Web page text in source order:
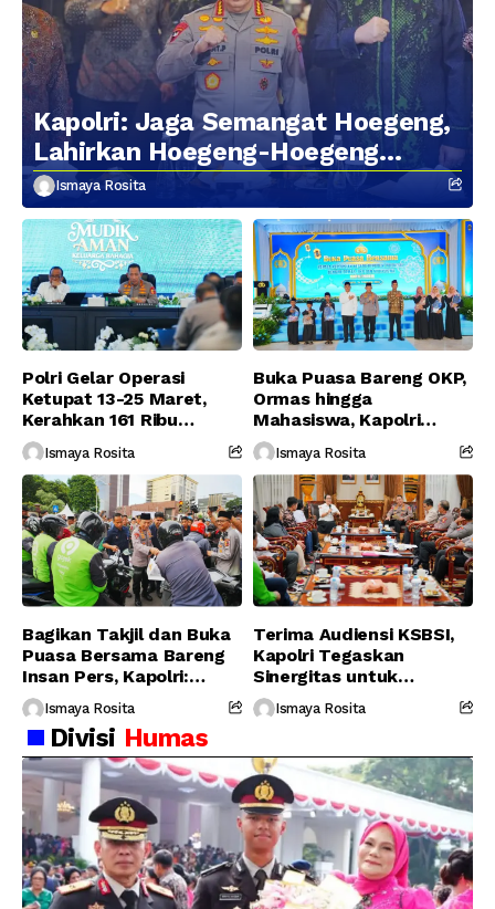
Kapolri: Jaga Semangat Hoegeng,
Lahirkan Hoegeng-Hoegeng
Berikutnya
Ismaya Rosita
Polri Gelar Operasi
Ketupat 13-25 Maret,
Kerahkan 161 Ribu
Personel Gabungan
Ismaya Rosita
Buka Puasa Bareng OKP,
Ormas hingga
Mahasiswa, Kapolri
Serukan Jaga
Persatuan-Dukung
Program Pemerintah
Ismaya Rosita
Bagikan Takjil dan Buka
Puasa Bersama Bareng
Insan Pers, Kapolri:
Suara Media Suara
Publik
Ismaya Rosita
Terima Audiensi KSBSI,
Kapolri Tegaskan
Sinergitas untuk
Perjuangkan Hak Buruh
Ismaya Rosita
Divisi Humas